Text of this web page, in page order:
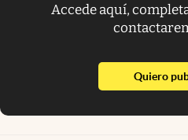
Accede aquí,
Quiero